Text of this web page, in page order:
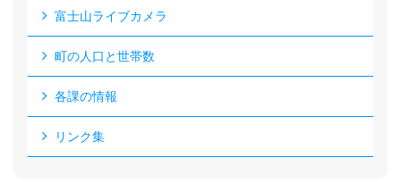
富士山ライブカメラ
町の人口と世帯数
各課の情報
リンク集